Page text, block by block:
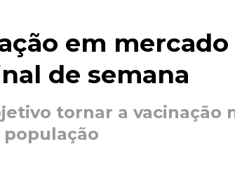
em mercado
de semana
tornar a vacinação
população